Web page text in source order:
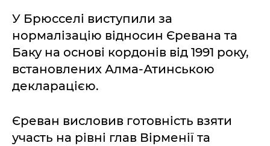
У Брюсселі виступили за
нормалізацію відносин Єревана та
Баку на основі кордонів від 1991 року,
встановлених Алма-Атинською
декларацією.
Єреван висловив готовність взяти
участь на рівні глав Вірменії та